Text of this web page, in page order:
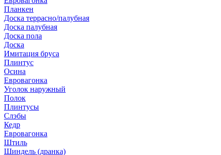
Планкен
Доска террасно/палубная
Доска палубная
Доска пола
Доска
Имитация бруса
Плинтус
Осина
Евровагонка
Уголок наружный
Полок
Плинтусы
Слэбы
Кедр
Евровагонка
Штиль
Шиндель (дранка)